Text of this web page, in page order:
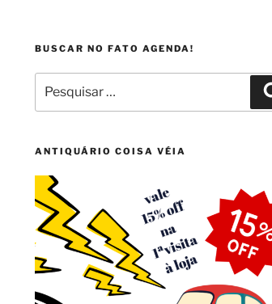
BUSCAR NO FATO AGENDA!
por:
ANTIQUÁRIO COISA VÉIA